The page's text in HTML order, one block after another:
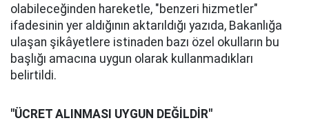
olabileceğinden hareketle, "benzeri hizmetler"
ifadesinin yer aldığının aktarıldığı yazıda, Bakanlığa
ulaşan şikâyetlere istinaden bazı özel okulların bu
başlığı amacına uygun olarak kullanmadıkları
belirtildi.
"ÜCRET ALINMASI UYGUN DEĞİLDİR"